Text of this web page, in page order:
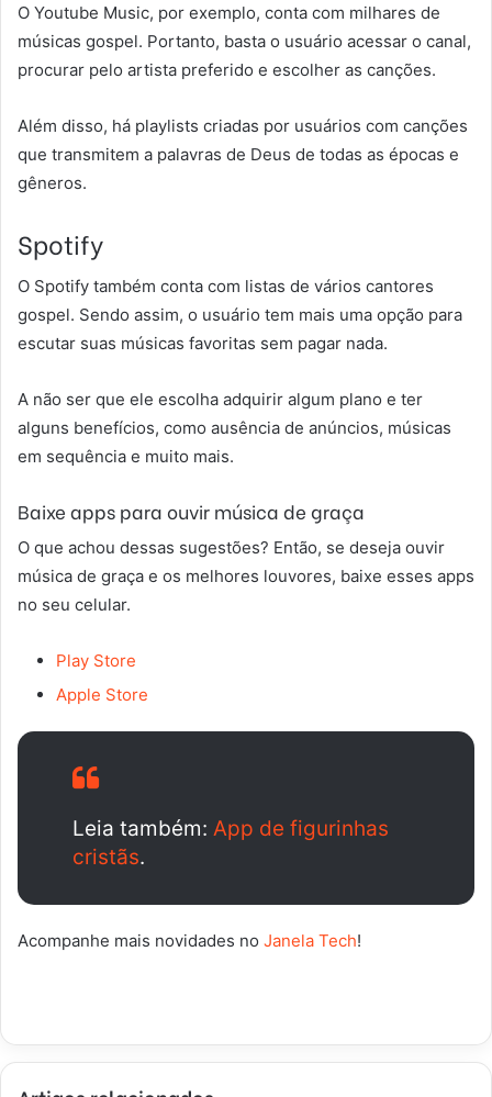
O Youtube Music, por exemplo, conta com milhares de
músicas gospel. Portanto, basta o usuário acessar o canal,
procurar pelo artista preferido e escolher as canções.
Além disso, há playlists criadas por usuários com canções
que transmitem a palavras de Deus de todas as épocas e
gêneros.
Spotify
O Spotify também conta com listas de vários cantores
gospel. Sendo assim, o usuário tem mais uma opção para
escutar suas músicas favoritas sem pagar nada.
A não ser que ele escolha adquirir algum plano e ter
alguns benefícios, como ausência de anúncios, músicas
em sequência e muito mais.
Baixe apps para ouvir música de graça
O que achou dessas sugestões? Então, se deseja ouvir
música de graça e os melhores louvores, baixe esses apps
no seu celular.
Play Store
Apple Store
Leia também: App de figurinhas
cristãs.
Acompanhe mais novidades no Janela Tech!